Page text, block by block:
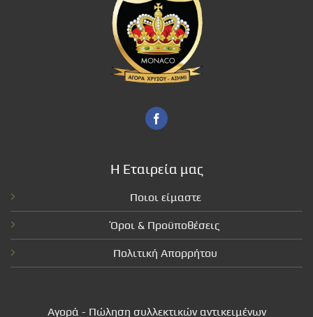
Η Εταιρεία μας
Ποιοι είμαστε
Όροι & Προϋποθέσεις
Πολιτική Απορρήτου
Αγορά - Πώληση συλλεκτικών αντικειμένων